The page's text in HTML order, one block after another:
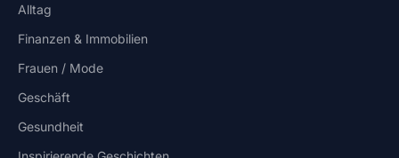
Alltag
Finanzen & Immobilien
Frauen / Mode
Geschäft
Gesundheit